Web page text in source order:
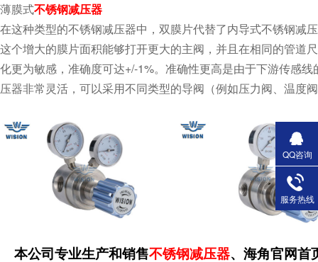
薄膜式不锈钢减压器
在这种类型的不锈钢减压器中，双膜片代替了内导式不锈钢减压器
这个增大的膜片面积能够打开更大的主阀，并且在相同的管道
化更为敏感，准确度可达+/-1%。准确性更高是由于下游传感
压器非常灵活，可以采用不同类型的导阀（例如压力阀、温度阀
本公司专业生产和销售不锈钢减压器、海角官
QQ咨询
服务热线